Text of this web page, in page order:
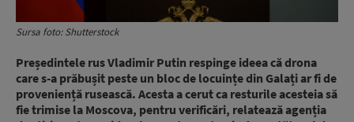
Sursa foto: Shutterstock
Președintele rus Vladimir Putin respinge ideea că drona
care s-a prăbușit peste un bloc de locuințe din Galați ar fi de
proveniență rusească. Acesta a cerut ca resturile acesteia să
fie trimise la Moscova, pentru verificări, relatează agenția